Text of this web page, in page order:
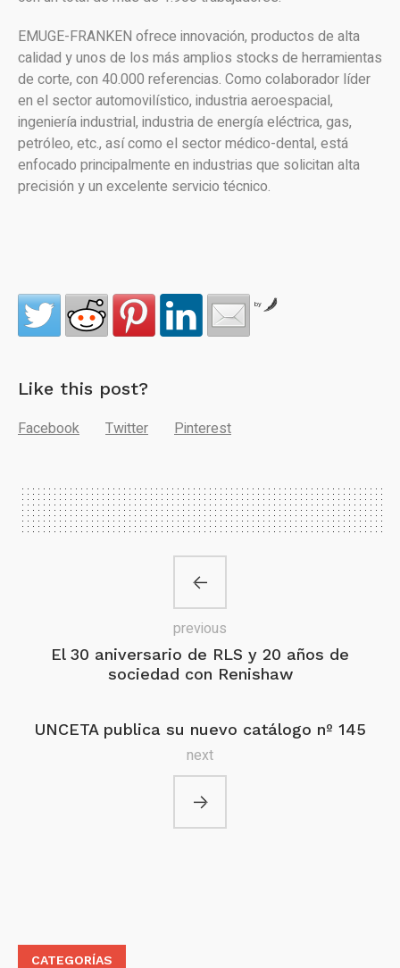
EMUGE-FRANKEN ofrece innovación, productos de alta
calidad y unos de los más amplios stocks de herramientas
de corte, con 40.000 referencias. Como colaborador líder
en el sector automovilístico, industria aeroespacial,
ingeniería industrial, industria de energía eléctrica, gas,
petróleo, etc., así como el sector médico-dental, está
enfocado principalmente en industrias que solicitan alta
precisión y un excelente servicio técnico.
by
Like this post?
Facebook
Twitter Pinterest
El 30 aniversario de RLS y 20 años de
sociedad con Renishaw
previous
UNCETA publica su nuevo catálogo nº 145
next
CATEGORÍAS